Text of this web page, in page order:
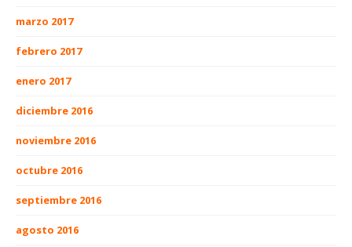
marzo 2017
febrero 2017
enero 2017
diciembre 2016
noviembre 2016
octubre 2016
septiembre 2016
agosto 2016